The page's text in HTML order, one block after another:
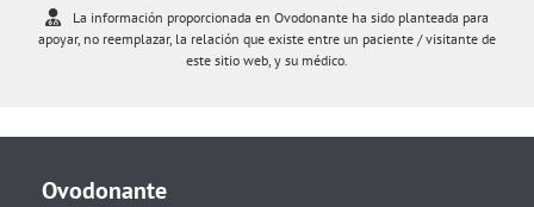
La información proporcionada en Ovodonante ha sido planteada para
apoyar, no reemplazar, la relación que existe entre un paciente / visitante de
este sitio web, y su médico.
Ovodonante